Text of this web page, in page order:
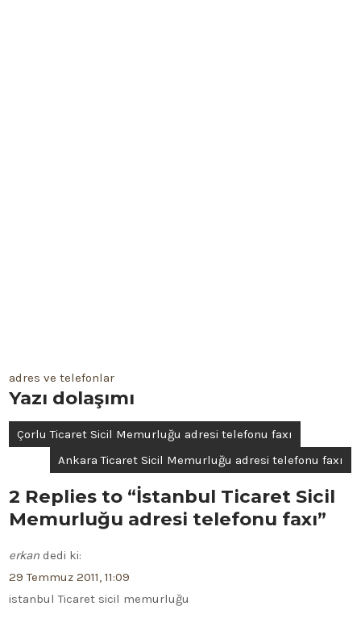
adres ve telefonlar
Yazı dolaşımı
Çorlu Ticaret Sicil Memurluğu adresi telefonu faxı
Ankara Ticaret Sicil Memurluğu adresi telefonu faxı
2 Replies to “İstanbul Ticaret Sicil
Memurluğu adresi telefonu faxı”
erkan dedi ki:
29 Temmuz 2011, 11:09
istanbul Ticaret sicil memurluğu